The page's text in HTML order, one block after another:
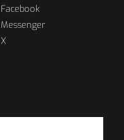
Facebook
Messenger
X